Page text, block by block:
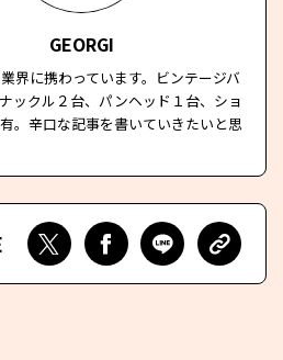
GEORGI
界に携わっています。ビンテージバ
ックル２台、パンヘッド１台、ショ
。辛口な記事を書いていきたいと思